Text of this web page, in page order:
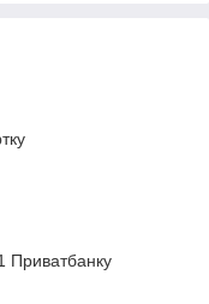
Приватбанку